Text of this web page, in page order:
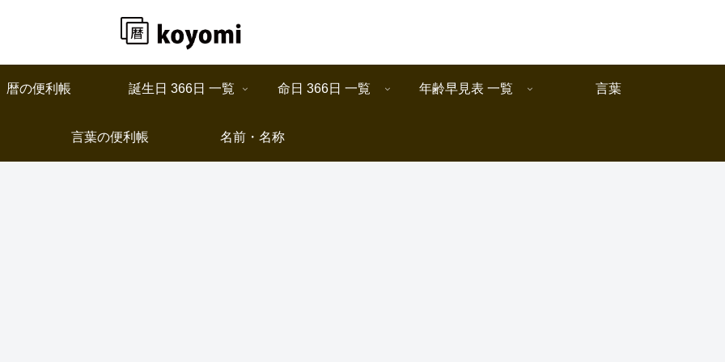
暦の便利帳 誕生日 366日 一覧 命日 366日 一覧 年齢早見表 一覧 言葉
言葉の便利帳 名前・名称